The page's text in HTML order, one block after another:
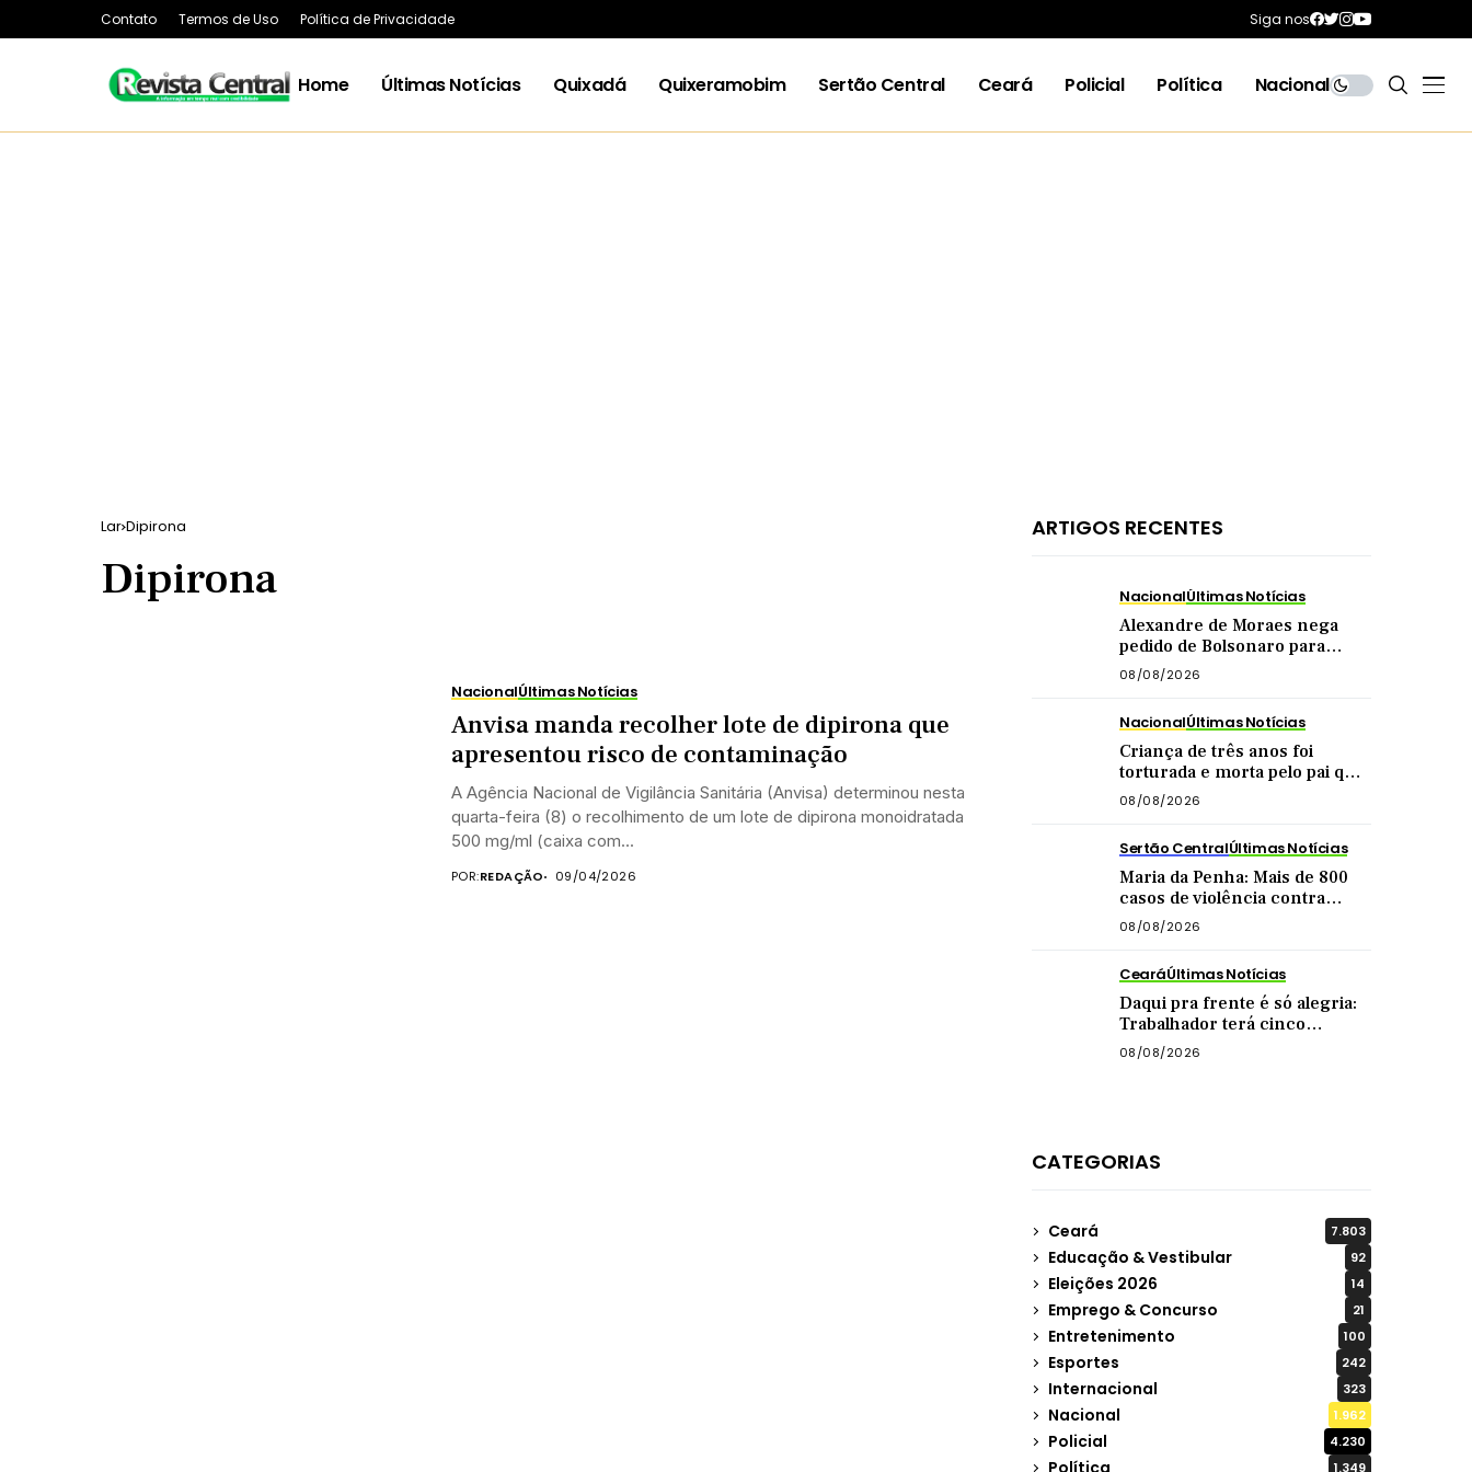
Contato Termos de Uso Política de Privacidade Siga nos
Home Últimas Notícias Quixadá Quixeramobim Sertão Central Ceará Policial Política Nacional
Lar Dipirona
Dipirona
NacionalÚltimas Notícias
Anvisa manda recolher lote de dipirona que
apresentou risco de contaminação
A Agência Nacional de Vigilância Sanitária (Anvisa) determinou nesta
quarta-feira (8) o recolhimento de um lote de dipirona monoidratada
500 mg/ml (caixa com...
POR:REDAÇÃO 09/04/2026
ARTIGOS RECENTES
NacionalÚltimas Notícias
Alexandre de Moraes nega
pedido de Bolsonaro para
receber visita dos filhos no dia
dos pais
08/08/2026
NacionalÚltimas Notícias
Criança de três anos foi
torturada e morta pelo pai que
é advogado e se negava pagar
pensão
08/08/2026
Sertão CentralÚltimas Notícias
Maria da Penha: Mais de 800
casos de violência contra
mulher foram registrados no
Sertão Central este ano
08/08/2026
CearáÚltimas Notícias
Daqui pra frente é só alegria:
Trabalhador terá cinco
feriadões até o final do ano
08/08/2026
CATEGORIAS
Ceará 7.803
Educação & Vestibular 92
Eleições 2026 14
Emprego & Concurso 21
Entretenimento 100
Esportes 242
Internacional 323
Nacional 1.962
Policial 4.230
Política 1.349